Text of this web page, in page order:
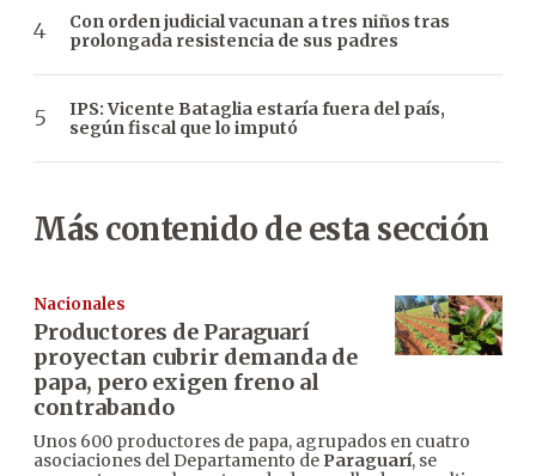
Con orden judicial vacunan a tres niños tras
prolongada resistencia de sus padres
IPS: Vicente Bataglia estaría fuera del país,
según fiscal que lo imputó
Más contenido de esta sección
Nacionales
Productores de Paraguarí
proyectan cubrir demanda de
papa, pero exigen freno al
contrabando
Unos 600 productores de papa, agrupados en cuatro
asociaciones del Departamento de Paraguarí, se